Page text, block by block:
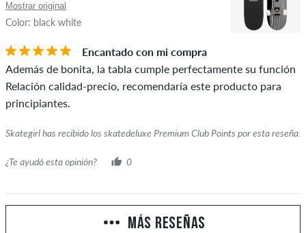
Mostrar original
Color: black white
Encantado con mi compra
Además de bonita, la tabla cumple perfectamente su función
Relación calidad-precio, recomendaría este producto para
principiantes.
Skategirl has recibido los skatedeluxe Premium Club Points por esta reseña.
¿Te ayudó esta opinión? 0
MÁS RESEÑAS